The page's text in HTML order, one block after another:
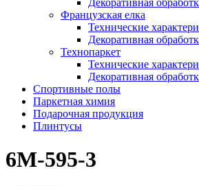
Декоративная
Французская елка
Технические
Декоративная
Технопаркет
Технические
Декоративная
Спортивные полы
Паркетная химия
Подарочная продукция
Плинтусы
6М-595-3